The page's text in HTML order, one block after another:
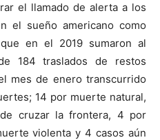
el llamado de alerta a los
el sueño americano como
en el 2019 sumaron al
184 traslados de restos
mes de enero transcurrido
14 por muerte natural,
cruzar la frontera, 4 por
violenta y 4 casos aún